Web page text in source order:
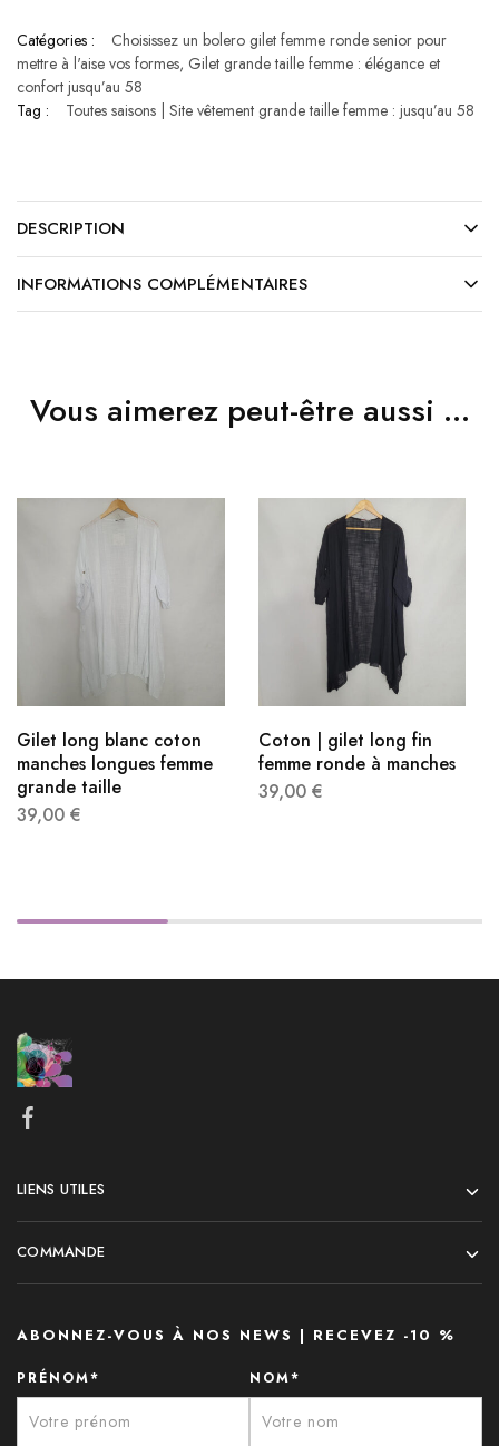
Catégories :
Choisissez un bolero gilet femme ronde senior pour
mettre à l'aise vos formes, Gilet grande taille femme : élégance et
confort jusqu’au 58
Tag :
Toutes saisons | Site vêtement grande taille femme : jusqu’au 58
DESCRIPTION
INFORMATIONS COMPLÉMENTAIRES
Vous aimerez peut-être aussi …
Gilet long blanc coton
manches longues femme
grande taille
39,00 €
Coton | gilet long fin
femme ronde à manches
39,00 €
LIENS UTILES
COMMANDE
ABONNEZ-VOUS À NOS NEWS | RECEVEZ -10 %
PRÉNOM* NOM*